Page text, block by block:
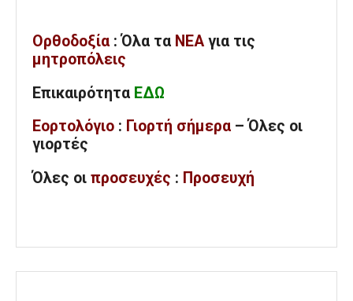
Ορθοδοξία : Όλα τα ΝΕΑ για τις
μητροπόλεις
Επικαιρότητα ΕΔΩ
Εορτολόγιο : Γιορτή σήμερα – Όλες οι
γιορτές
Όλες οι προσευχές : Προσευχή